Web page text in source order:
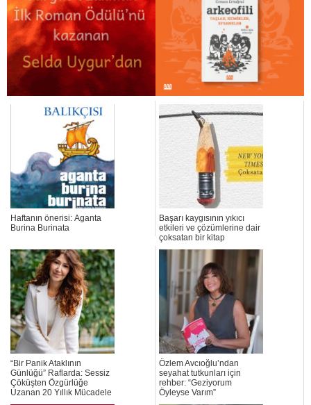
Haftanın önerisi: Aganta
Burina Burinata
Başarı kaygısının yıkıcı
etkileri ve çözümlerine dair
çoksatan bir kitap
“Bir Panik Ataklının
Günlüğü” Raflarda: Sessiz
Çöküşten Özgürlüğe
Uzanan 20 Yıllık Mücadele
Özlem Avcıoğlu’ndan
seyahat tutkunları için
rehber: “Geziyorum
Öyleyse Varım”